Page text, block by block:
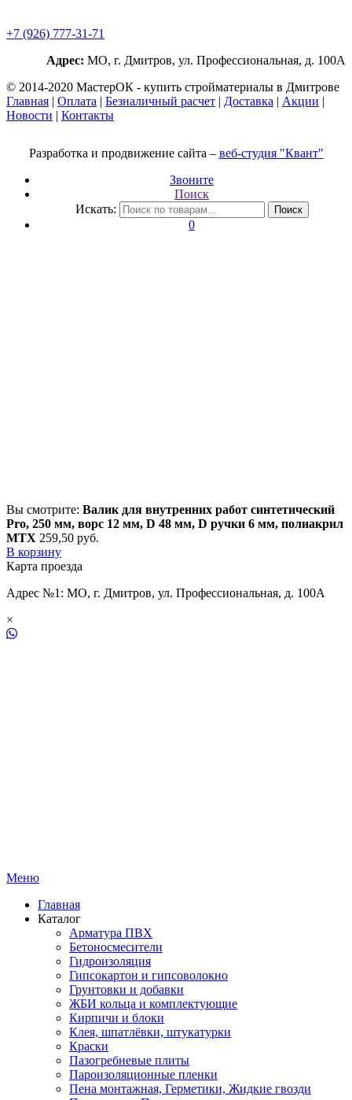
+7 (926) 777-31-71
Адрес: МО, г. Дмитров, ул. Профессиональная, д. 100А
© 2014-2020 МастерОК - купить стройматериалы в Дмитрове
Главная | Оплата | Безналичный расчет | Доставка | Акции |
Новости | Контакты
Разработка и продвижение сайта – веб-студия "Квант"
Звоните
Поиск
Искать:
Поиск
0
Вы смотрите: Валик для внутренних работ синтетический
Pro, 250 мм, ворс 12 мм, D 48 мм, D ручки 6 мм, полиакрил
MTX 259,50 руб.
В корзину
Карта проезда
Адрес №1: МО, г. Дмитров, ул. Профессиональная, д. 100А
×
Меню
Главная
Каталог
Арматура ПВХ
Бетоносмесители
Гидроизоляция
Гипсокартон и гипсоволокно
Грунтовки и добавки
ЖБИ кольца и комплектующие
Кирпичи и блоки
Клея, шпатлёвки, штукатурки
Краски
Пазогребневые плиты
Пароизоляционные пленки
Пена монтажная, Герметики, Жидкие гвозди